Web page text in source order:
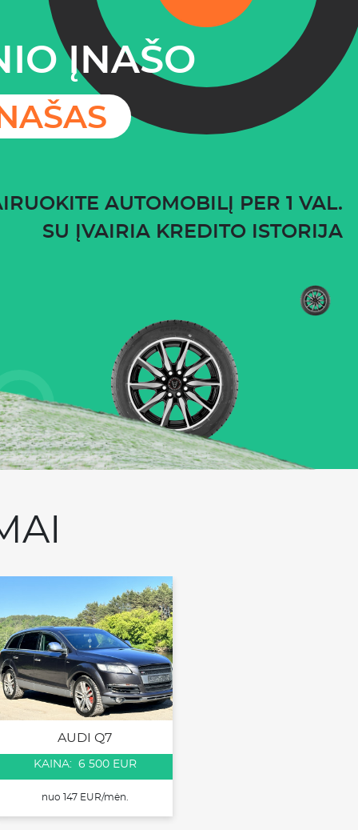
ĮNAŠO
AUTOMOBILĮ PER 1 VAL.
SU ĮVAIRIA KREDITO ISTORIJA
AUDI Q7
KAINA: 6 500 EUR
nuo 147 EUR/mėn.